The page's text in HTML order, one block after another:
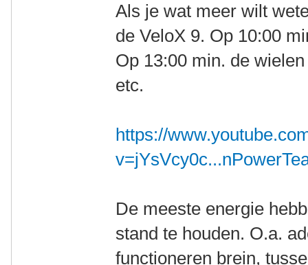
Als je wat meer wilt
de VeloX 9. Op 10:00
Op 13:00 min. de
etc.
https://
De meeste energie
stand te houden. O.a.
functioneren brein,